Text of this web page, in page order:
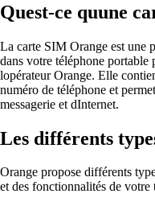
Quest-ce quune
La carte SIM Orange est une
dans votre téléphone portable
lopérateur Orange. Elle
numéro de téléphone et
messagerie et dInternet.
Les différents
Orange propose différents
et des fonctionnalités de votre